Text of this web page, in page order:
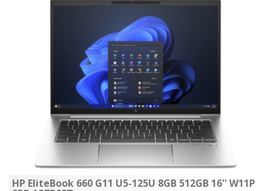
MICROSOFT
HP EliteBook 660 G11 U5-125U 8GB 512GB 16'' W11P